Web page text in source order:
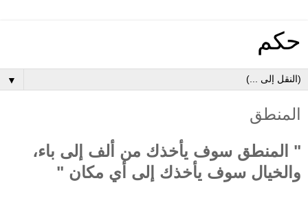
حكم
▼
المنطق
" المنطق سوف يأخذك من ألف إلى باء،
والخيال سوف يأخذك إلى أي مكان "